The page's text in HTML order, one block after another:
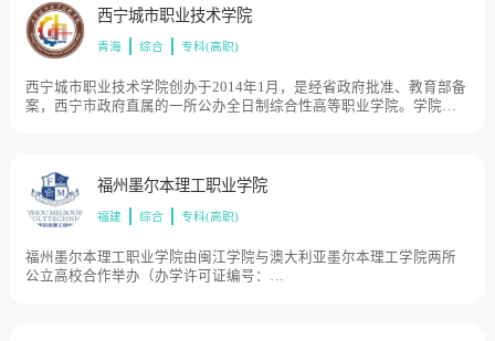
日制公办普通高等职业学院。学院以普通高等职业教育为主，同时举
办中等职业教育、成人高等教育、国家职业技能培训与职业技能等级
认定等工作，目前学校总体占地面积614亩。
西宁城市职业技术学院
青海 综合 专科(高职)
西宁城市职业技术学院创办于2014年1月，是经省政府批准、教育部备
案，西宁市政府直属的一所公办全日制综合性高等职业学院。学院现
福州墨尔本理工职业学院
福建 综合 专科(高职)
福州墨尔本理工职业学院由闽江学院与澳大利亚墨尔本理工学院两所
公立高校合作举办（办学许可证编号：